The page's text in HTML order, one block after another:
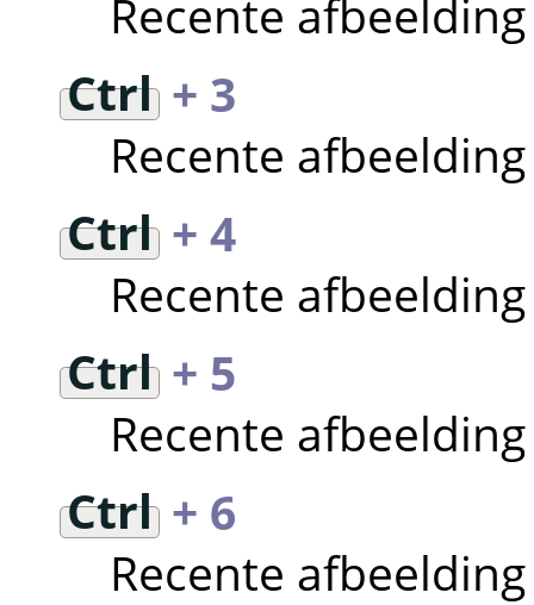
Recente
Ctrl+ 3
Recente
Ctrl+ 4
Recente
Ctrl+ 5
Recente
Ctrl+ 6
Recente